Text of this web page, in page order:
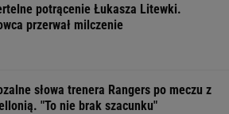
potrącenie Łukasza Litewki.
przerwał milczenie
słowa trenera Rangers po meczu z
"To nie brak szacunku"